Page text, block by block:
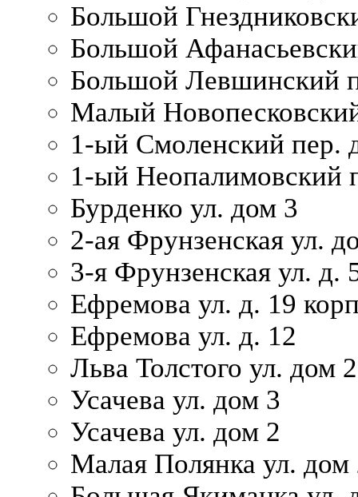
Большой
Большой
Большой Левшинский
Малый
1-ый Смоленский пер.
1-ый Неопалимовский
Бурденко ул. дом 3
2-ая Фрунзенская ул.
3-я Фрунзенская ул. д.
Ефремова ул. д. 19
Ефремова ул. д. 12
Льва Толстого ул. дом
Усачева ул. дом 3
Усачева ул. дом 2
Малая Полянка ул. дом